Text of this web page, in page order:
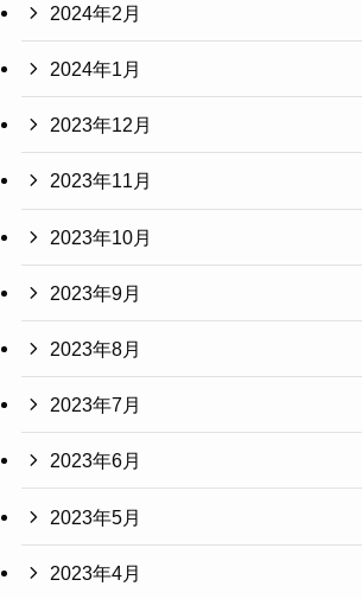
2024年2月
2024年1月
2023年12月
2023年11月
2023年10月
2023年9月
2023年8月
2023年7月
2023年6月
2023年5月
2023年4月